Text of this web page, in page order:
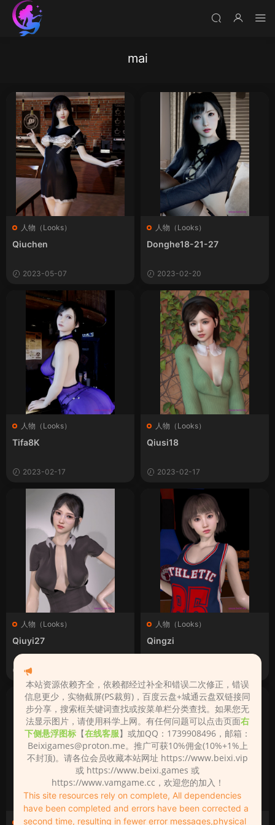
mai
人物（Looks）
Qiuchen
2023-05-07
人物（Looks）
Donghe18-21-27
2023-02-20
人物（Looks）
Tifa8K
2023-02-17
人物（Looks）
Qiusi18
2023-02-17
人物（Looks）
Qiuyi27
2022-12-17
人物（Looks）
Qingzi
人物（Looks） 人物（Looks）
本站资源依赖齐全，依赖都经过补全和错误二次修正，错误
信息更少，实物截屏(PS裁剪)，百度云盘+城通云盘双链接同
步分享，搜索框关键词查找或按菜单栏分类查找。如果您无
法显示图片，请使用科学上网。有任何问题可以点击页面右
下侧悬浮图标 【在线客服】或加QQ：1739908496，邮箱：
Beixigames@proton.me。推广可获10%佣金(10%+1%上
不封顶)。请各位会员收藏本站网址 https://www.beixi.vip
或 https://www.beixi.games 或
https://www.vamgame.cc，欢迎您的加入！
This site resources rely on complete, All dependencies
have been completed and errors have been corrected a
second time, resulting in fewer error messages,physical